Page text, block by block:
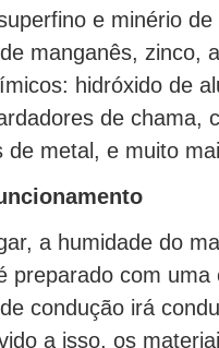
e minério
manganês, zinco,
hidróxido de
de chama,
de metal, e muito
a humidade do
preparado com
condução irá
a isso, os